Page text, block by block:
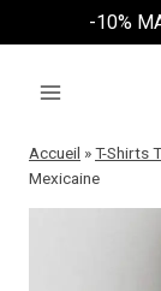
au
-10%
Accueil »T-Shirts
Mexicaine